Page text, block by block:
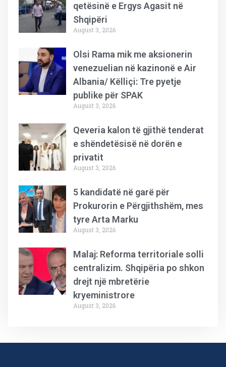
qetësinë e Ergys Agasit në
Shqipëri
August 3, 2026
Olsi Rama mik me aksionerin
venezuelian në kazinonë e Air
Albania/ Këlliçi: Tre pyetje
publike për SPAK
August 3, 2026
Qeveria kalon të gjithë tenderat
e shëndetësisë në dorën e
privatit
August 3, 2026
5 kandidatë në garë për
Prokurorin e Përgjithshëm, mes
tyre Arta Marku
August 3, 2026
Malaj: Reforma territoriale solli
centralizim. Shqipëria po shkon
drejt një mbretërie
kryeministrore
August 3, 2026